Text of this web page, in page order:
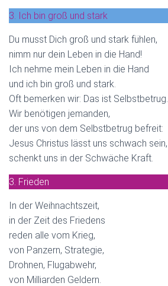
3. Ich bin groß und stark
Du musst Dich groß und stark fühlen,
nimm nur dein Leben in die Hand!
Ich nehme mein Leben in die Hand
und ich bin groß und stark.
Oft bemerken wir: Das ist Selbstbetrug.
Wir benötigen jemanden,
der uns von dem Selbstbetrug befreit:
Jesus Christus lässt uns schwach sein,
schenkt uns in der Schwäche Kraft.
3. Frieden
In der Weihnachtszeit,
in der Zeit des Friedens
reden alle vom Krieg,
von Panzern, Strategie,
Drohnen, Flugabwehr,
von Milliarden Geldern.